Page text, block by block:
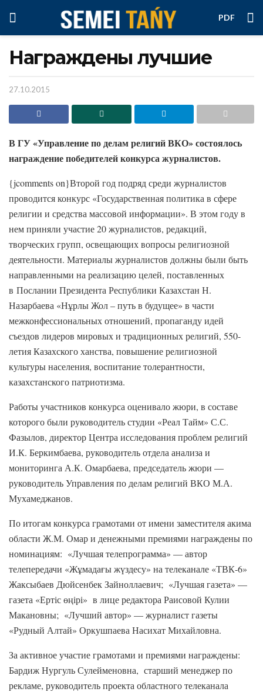
PDF
Награждены лучшие
27.10.2015
В ГУ «Управление по делам религий ВКО» состоялось
награждение победителей конкурса журналистов.
{jcomments on}Второй год подряд среди журналистов
проводится конкурс «Государственная политика в сфере
религии и средства массовой информации». В этом году в
нем приняли участие 20 журналистов, редакций,
творческих групп, освещающих вопросы религиозной
деятельности. Материалы журналистов должны были быть
направленными на реализацию целей, поставленных
в Послании Президента Республики Казахстан Н.
Назарбаева «Нұрлы Жол – путь в будущее» в части
межконфессиональных отношений, пропаганду идей
съездов лидеров мировых и традиционных религий, 550-
летия Казахского ханства, повышение религиозной
культуры населения, воспитание толерантности,
казахстанского патриотизма.
Работы участников конкурса оценивало жюри, в составе
которого были руководитель студии «Реал Тайм» С.С.
Фазылов, директор Центра исследования проблем религий
И.К. Беркимбаева, руководитель отдела анализа и
мониторинга А.К. Омарбаева, председатель жюри —
руководитель Управления по делам религий ВКО М.А.
Мухамеджанов.
По итогам конкурса грамотами от имени заместителя акима
области Ж.М. Омар и денежными премиями награждены по
номинациям: «Лучшая телепрограмма» — автор
телепередачи «Жұмадағы жүздесу» на телеканале «ТВК-6»
Жаксыбаев Дюйсенбек Зайноллаевич; «Лучшая газета» —
газета «Ертіс өңірі» в лице редактора Раисовой Кулии
Макановны; «Лучший автор» — журналист газеты
«Рудный Алтай» Оркушпаева Насихат Михайловна.
За активное участие грамотами и премиями награждены:
Бардиж Нургуль Сулейменовна, старший менеджер по
рекламе, руководитель проекта областного телеканала